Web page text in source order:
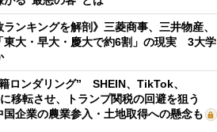
ランキングを解剖》三菱商事、三井物産、
東大・早大・慶大で約6割」の現実 3大学
ロンダリング” SHEIN、TikTok、
移転させ、トランプ関税の回避を狙う
企業の農業参入・土地取得への懸念も